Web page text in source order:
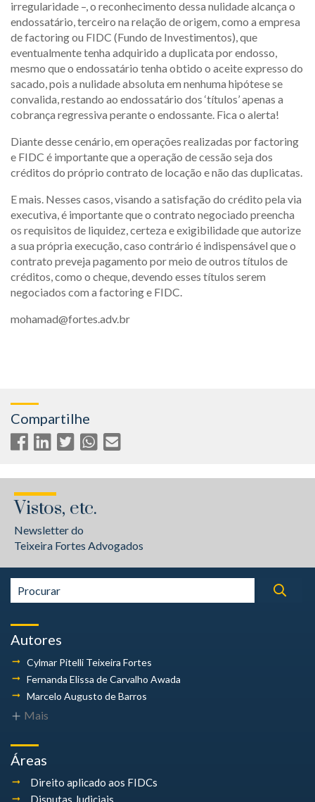
irregularidade –, o reconhecimento dessa nulidade alcança o
endossatário, terceiro na relação de origem, como a empresa
de factoring ou FIDC (Fundo de Investimentos), que
eventualmente tenha adquirido a duplicata por endosso,
mesmo que o endossatário tenha obtido o aceite expresso do
sacado, pois a nulidade absoluta em nenhuma hipótese se
convalida, restando ao endossatário dos ‘títulos’ apenas a
cobrança regressiva perante o endossante. Fica o alerta!
Diante desse cenário, em operações realizadas por factoring
e FIDC é importante que a operação de cessão seja dos
créditos do próprio contrato de locação e não das duplicatas.
E mais. Nesses casos, visando a satisfação do crédito pela via
executiva, é importante que o contrato negociado preencha
os requisitos de liquidez, certeza e exigibilidade que autorize
a sua própria execução, caso contrário é indispensável que o
contrato preveja pagamento por meio de outros títulos de
créditos, como o cheque, devendo esses títulos serem
negociados com a factoring e FIDC.
mohamad@fortes.adv.br
Compartilhe
Vistos, etc.
Newsletter do
Teixeira Fortes Advogados
Autores
Cylmar Pitelli Teixeira Fortes
Fernanda Elissa de Carvalho Awada
Marcelo Augusto de Barros
Mais
Áreas
Direito aplicado aos FIDCs
Disputas Judiciais